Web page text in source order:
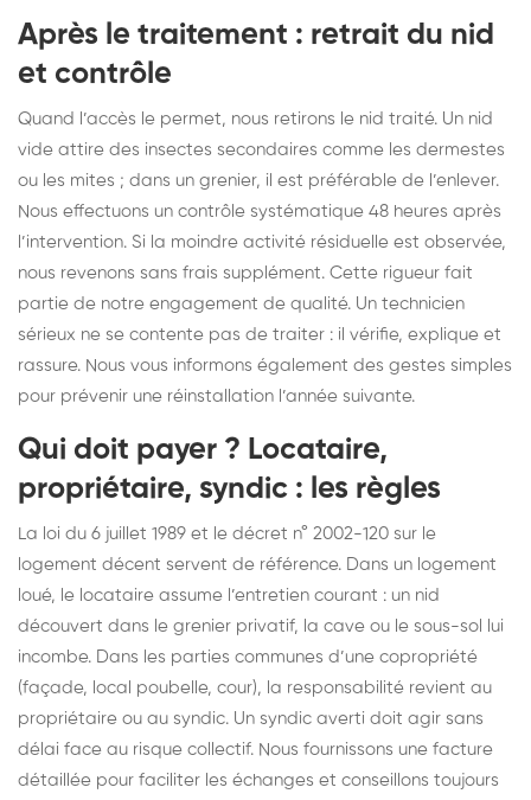
Après le traitement : retrait du nid
et contrôle
Quand l’accès le permet, nous retirons le nid traité. Un nid
vide attire des insectes secondaires comme les dermestes
ou les mites ; dans un grenier, il est préférable de l’enlever.
Nous effectuons un contrôle systématique 48 heures après
l’intervention. Si la moindre activité résiduelle est observée,
nous revenons sans frais supplément. Cette rigueur fait
partie de notre engagement de qualité. Un technicien
sérieux ne se contente pas de traiter : il vérifie, explique et
rassure. Nous vous informons également des gestes simples
pour prévenir une réinstallation l’année suivante.
Qui doit payer ? Locataire,
propriétaire, syndic : les règles
La loi du 6 juillet 1989 et le décret n° 2002-120 sur le
logement décent servent de référence. Dans un logement
loué, le locataire assume l’entretien courant : un nid
découvert dans le grenier privatif, la cave ou le sous-sol lui
incombe. Dans les parties communes d’une copropriété
(façade, local poubelle, cour), la responsabilité revient au
propriétaire ou au syndic. Un syndic averti doit agir sans
délai face au risque collectif. Nous fournissons une facture
détaillée pour faciliter les échanges et conseillons toujours